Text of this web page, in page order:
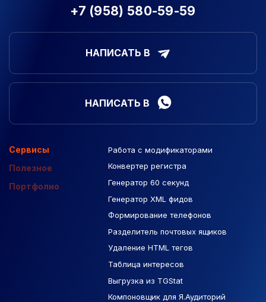
+7 (958) 580-59-59
НАПИСАТЬ В
НАПИСАТЬ В
Сервисы
Полезное
Портфолио
Работа с модификаторами
Конвертер регистра
Генератор 60 секунд
Генератор XML фидов
Формирование телефонов
Разделитель почтовых ящиков
Удаление HTML тегов
Таблица интересов
Выгрузка из TGStat
Компоновщик для Я.Аудиторий
Подборка сайтов
Макеты Figma
База Яндекс Карты
РСЯ площадки
Созданные сайты
Контекстная реклама